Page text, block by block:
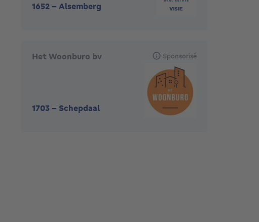
1652 - Alsemberg
Het Woonburo bv
1703 - Schepdaal
Sponsorisé